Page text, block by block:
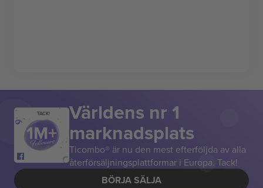
TACK! Världens nr 1
marknadsplats
Ticombo® är nu den mest efterföljda av alla
återförsäljningsplattformar i Europa. Tack!
BÖRJA SÄLJA